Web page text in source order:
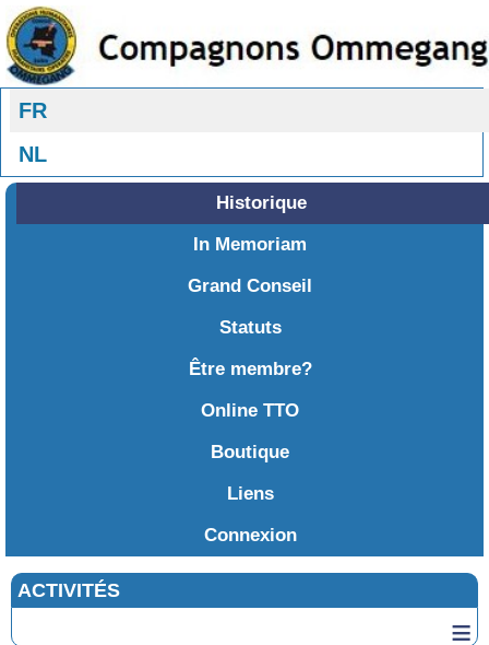
Sélectionnez votre langue
FR
NL
Historique
In Memoriam
Grand Conseil
Statuts
Être membre?
Online TTO
Boutique
Liens
Connexion
ACTIVITÉS
≡